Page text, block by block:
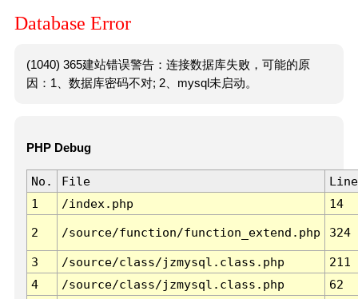
Database Error
(1040) 365建站错误警告：连接数据库失败，可能的原
因：1、数据库密码不对; 2、mysql未启动。
PHP Debug
No. File
Line
1
/index.php 14
2 /source/function/function_extend.php 324
3 /source/class/jzmysql.class.php
211
4
/source/class/jzmysql.class.php
62